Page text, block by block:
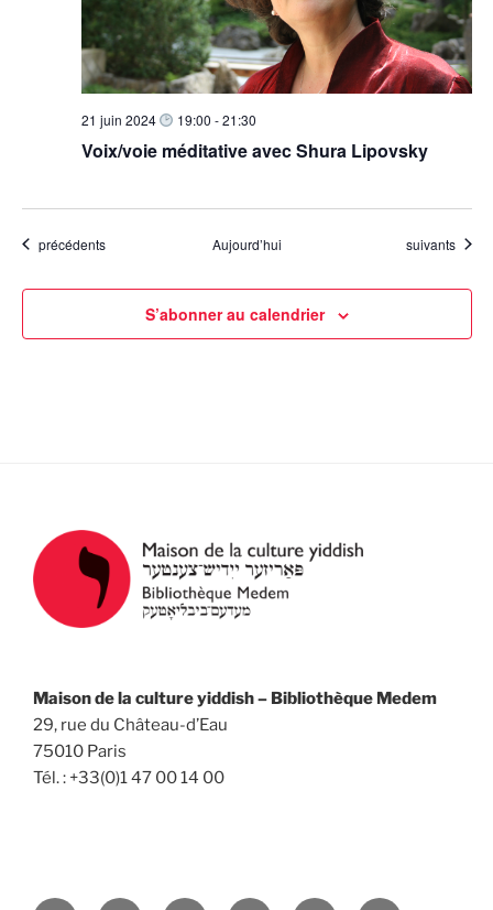
Voix/voie méditative avec Shura Lipovsky
21 juin 2024 19:00 -21:30
Évènements
précédents Aujourd’hui Évènements
suivants
S’abonner au calendrier
Maison de la culture yiddish – Bibliothèque Medem
29, rue du Château-d’Eau
75010 Paris
Tél. : +33(0)1 47 00 14 00